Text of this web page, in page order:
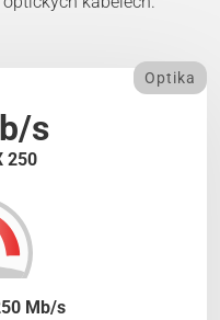
s
250
Optika
Mb/s